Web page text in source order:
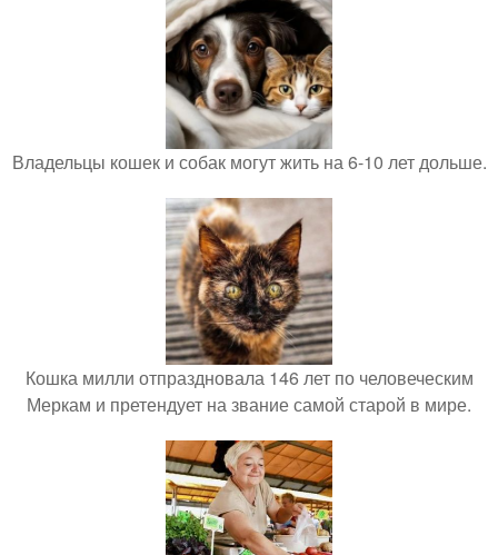
Владельцы кошек и собак могут жить на 6-10 лет дольше.
Кошка милли отпраздновала 146 лет по человеческим
Меркам и претендует на звание самой старой в мире.